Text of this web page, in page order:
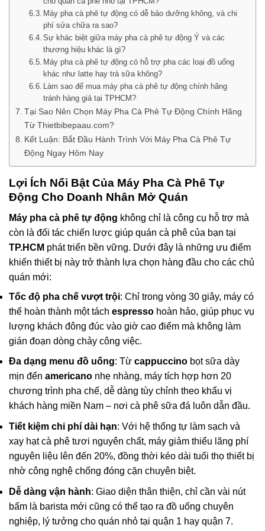
Máy pha cà phê tự động có dễ bảo dưỡng không, và chi
phí sửa chữa ra sao?
Sự khác biệt giữa máy pha cà phê tự động Ý và các
thương hiệu khác là gì?
Máy pha cà phê tự động có hỗ trợ pha các loại đồ uống
khác như latte hay trà sữa không?
Làm sao để mua máy pha cà phê tự động chính hãng
tránh hàng giả tại TPHCM?
Tại Sao Nên Chọn Máy Pha Cà Phê Tự Động Chính Hãng
Từ Thietbibepaau.com?
Kết Luận: Bắt Đầu Hành Trình Với Máy Pha Cà Phê Tự
Động Ngay Hôm Nay
Lợi Ích Nổi Bật Của Máy Pha Cà Phê Tự
Động Cho Doanh Nhân Mở Quán
Máy pha cà phê tự động không chỉ là công cụ hỗ trợ mà
còn là đối tác chiến lược giúp quán cà phê của bạn tại
TP.HCM phát triển bền vững. Dưới đây là những ưu điểm
khiến thiết bị này trở thành lựa chọn hàng đầu cho các chủ
quán mới:
Tốc độ pha chế vượt trội: Chỉ trong vòng 30 giây, máy có
thể hoàn thành một tách espresso hoàn hảo, giúp phục vụ
lượng khách đông đúc vào giờ cao điểm mà không làm
gián đoạn dòng chảy công việc.
Đa dạng menu đồ uống: Từ cappuccino bọt sữa dày
mịn đến americano nhẹ nhàng, máy tích hợp hơn 20
chương trình pha chế, dễ dàng tùy chỉnh theo khẩu vị
khách hàng miền Nam – nơi cà phê sữa đá luôn dẫn đầu.
Tiết kiệm chi phí dài hạn: Với hệ thống tự làm sạch và
xay hạt cà phê tươi nguyên chất, máy giảm thiểu lãng phí
nguyên liệu lên đến 20%, đồng thời kéo dài tuổi thọ thiết bị
nhờ công nghệ chống đóng cặn chuyên biệt.
Dễ dàng vận hành: Giao diện thân thiện, chỉ cần vài nút
bấm là barista mới cũng có thể tạo ra đồ uống chuyên
nghiệp, lý tưởng cho quán nhỏ tại quận 1 hay quận 7.